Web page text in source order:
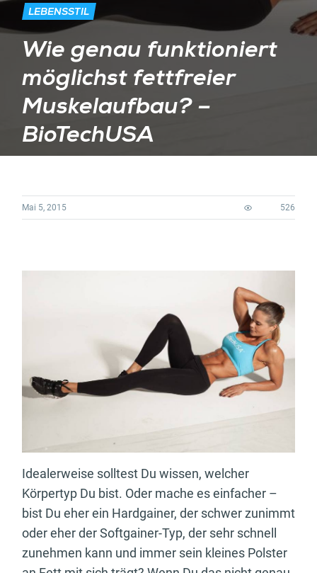
LEBENSSTIL
Wie genau funktioniert
möglichst fettfreier
Muskelaufbau? –
BioTechUSA
Mai 5, 2015 526
Idealerweise solltest Du wissen, welcher
Körpertyp Du bist. Oder mache es einfacher –
bist Du eher ein Hardgainer, der schwer zunimmt
oder eher der Softgainer-Typ, der sehr schnell
zunehmen kann und immer sein kleines Polster